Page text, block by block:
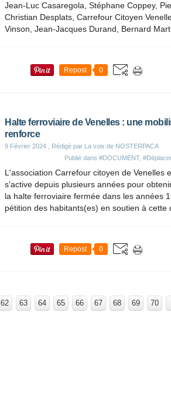
Jean-Luc Casaregola, Stéphane Coppey,
Christian Desplats, Carrefour Citoyen
Vinson, Jean-Jacques Durand, Bernard
Repost 0
Halte ferroviaire de Venelles : une
renforce
9 Février 2024 , Rédigé par La voix de NOSTERPACA
Publié dans #DOCUMENT,
L'association Carrefour citoyen de Venelles
s'active depuis plusieurs années pour
la halte ferroviaire fermée dans les années
pétition des habitants(es) en soutien à cette
Repost 0
62 63 64 65 66 67 68 69 70